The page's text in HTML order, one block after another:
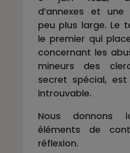
d’annexes et
peu plus large. Le
le premier qui
concernant les
mineurs des
secret spécial, est
introuvable.
Nous donnons
éléments de
réflexion.